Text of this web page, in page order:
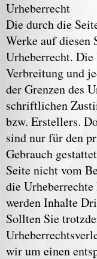
Urheberrecht
Die durch die
Werke auf diesen
Urheberrecht.
Verbreitung und
der Grenzen des
schriftlichen
bzw. Erstellers.
sind nur für den
Gebrauch
Seite nicht vom
die
werden Inhalte
Sollten Sie
wir um einen